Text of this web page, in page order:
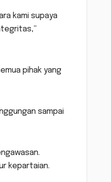
kami supaya
pihak yang
sampai
kepartaian.